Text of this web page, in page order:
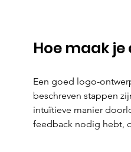
Hoe maak
Een goed logo-
beschreven stappen
intuïtieve manier
feedback nodig hebt,